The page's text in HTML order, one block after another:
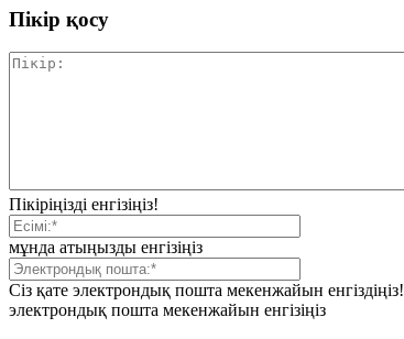
Пікір қосу
Пікіріңізді енгізіңіз!
мұнда атыңызды енгізіңіз
Сіз қате электрондық пошта мекенжайын енгіздіңіз!
электрондық пошта мекенжайын енгізіңіз